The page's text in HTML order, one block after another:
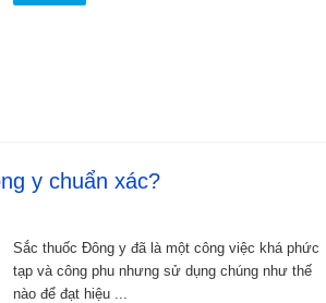
y chuẩn xác?
Sắc thuốc Đông y đã là một công việc khá phức
tạp và công phu nhưng sử dụng chúng như thế
nào để đạt hiệu ...